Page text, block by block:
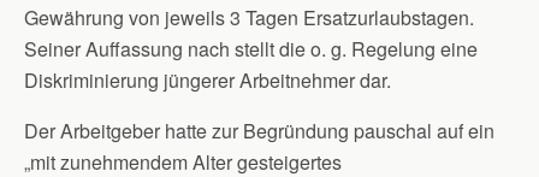
Gewährung von jeweils 3 Tagen Ersatzurlaubstagen.
Seiner Auffassung nach stellt die o. g. Regelung eine
Diskriminierung jüngerer Arbeitnehmer dar.
Der Arbeitgeber hatte zur Begründung pauschal auf ein
„mit zunehmendem Alter gesteigertes